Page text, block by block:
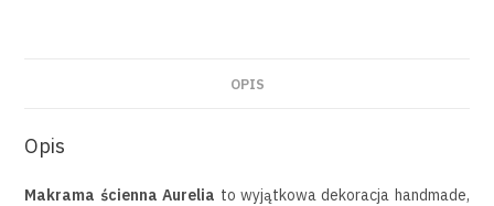
OPIS
Opis
Makrama ścienna Aurelia to wyjątkowa dekoracja handmade,